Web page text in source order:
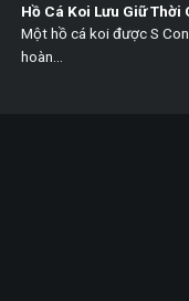
Hồ Cá Koi Lưu Giữ Thời
Một hồ cá koi được S
hoàn...